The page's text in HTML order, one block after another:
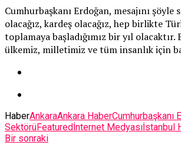
Cumhurbaşkanı Erdoğan, mesajını
olacağız, kardeş olacağız, hep birlikte
toplamaya başladığımız bir yıl
ülkemiz, milletimiz ve tüm insanlık için
HaberAnkaraAnkara HaberCumhurbaşkanı
SektörüFeaturedİnternet Medyasıİstanbul
Bir sonraki